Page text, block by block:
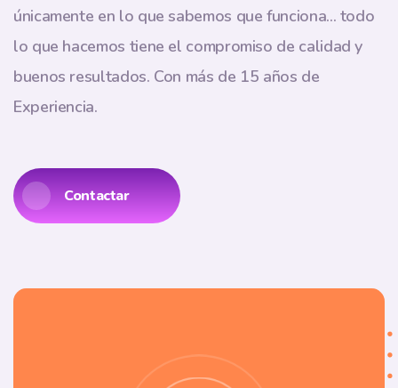
únicamente en lo que sabemos que funciona... todo
lo que hacemos tiene el compromiso de calidad y
buenos resultados. Con más de 15 años de
Experiencia.
Contactar